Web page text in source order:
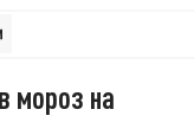
мороз на